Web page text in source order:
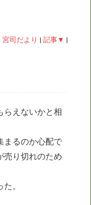
|宮司だより |記事▼ |
らえないかと相
まるのか心配で
売り切れのため
。